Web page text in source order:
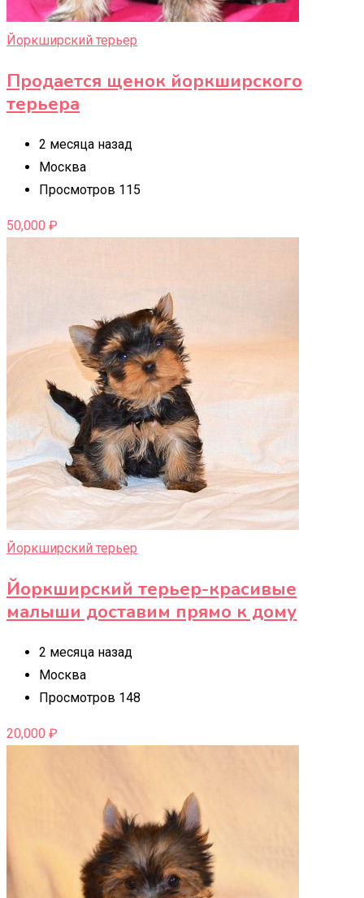
Йоркширский терьер
Продается щенок йоркширского
терьера
2 месяца назад
Москва
Просмотров 115
50,000 ₽
Йоркширский терьер
Йоркширский терьер-красивые
малыши доставим прямо к дому
2 месяца назад
Москва
Просмотров 148
20,000 ₽